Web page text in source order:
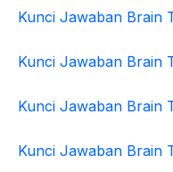
Kunci Jawaban Brain
Kunci Jawaban Brain
Kunci Jawaban Brain
Kunci Jawaban Brain